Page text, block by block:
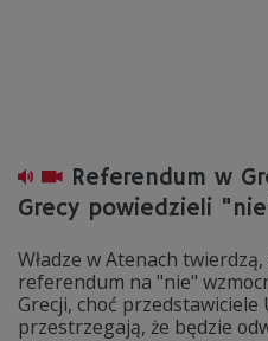
Referendum w
Grecy powiedzieli
Władze w Atenach
referendum na "nie"
Grecji, choć
przestrzegają, że będzie